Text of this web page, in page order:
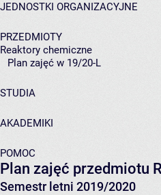
JEDNOSTKI ORGANIZACYJNE
PRZEDMIOTY
Reaktory chemiczne
Plan zajęć w 19/20-L
STUDIA
AKADEMIKI
POMOC
Plan zajęć przedmiotu
Semestr letni 2019/2020